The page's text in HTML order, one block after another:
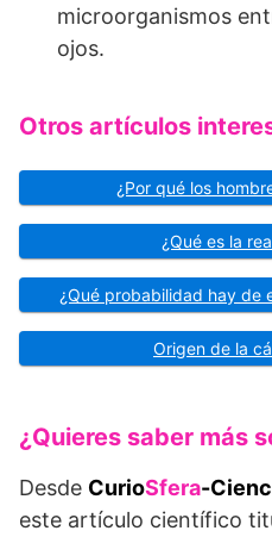
microorganismos
ojos.
Otros artículos
¿Por qué los
¿Qué es la
¿Qué probabilidad hay de
Origen de la
¿Quieres saber más
Desde CurioSfera-
este artículo científico